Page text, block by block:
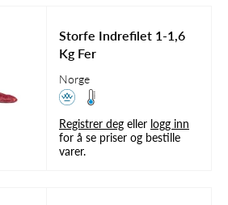
Storfe Indrefilet 1-1,6
Kg Fer
Norge
Registrer deg eller logg inn
for å se priser og bestille
varer.